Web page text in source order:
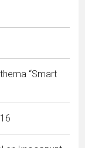
“Smart